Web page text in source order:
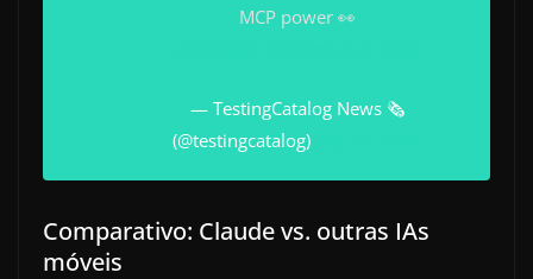
MCP power 👀
— TestingCatalog News 🗞
(@testingcatalog)
Comparativo: Claude vs. outras IAs
móveis